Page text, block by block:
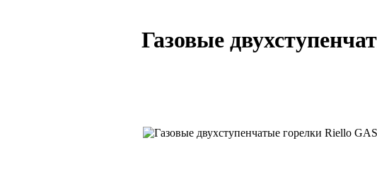
Газовые